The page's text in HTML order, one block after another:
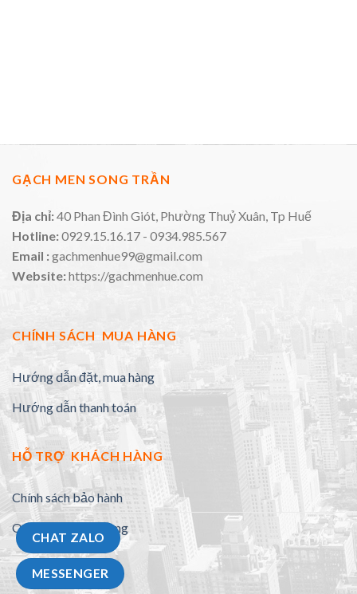
GẠCH MEN SONG TRẦN
Địa chỉ:40 Phan Đình Giót, Phường Thuỷ Xuân, Tp Huế
Hotline:0929.15.16.17 - 0934.985.567
Email :gachmenhue99@gmail.com
Website:https://gachmenhue.com
CHÍNH SÁCH MUA HÀNG
Hướng dẫn đặt, mua hàng
Hướng dẫn thanh toán
HỖ TRỢ KHÁCH HÀNG
Chính sách bảo hành
Quy định đổi trả hàng
CHAT ZALO
MESSENGER